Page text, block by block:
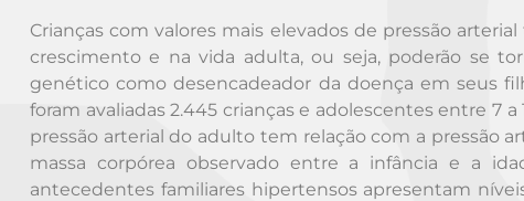
Crianças com valores mais elevados de pressão
crescimento e na vida adulta, ou seja, poderão se
genético como desencadeador da doença em seus
foram avaliadas 2.445 crianças e adolescentes entre 7
pressão arterial do adulto tem relação com a pressão
massa corpórea observado entre a infância e a
antecedentes familiares hipertensos apresentam